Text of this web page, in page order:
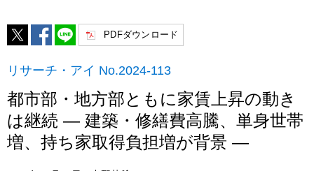
PDFダウンロード
リサーチ・アイ No.2024-113
都市部・地方部ともに家賃上昇の動き
は継続 ― 建築・修繕費高騰、単身世帯
増、持ち家取得負担増が背景 ―